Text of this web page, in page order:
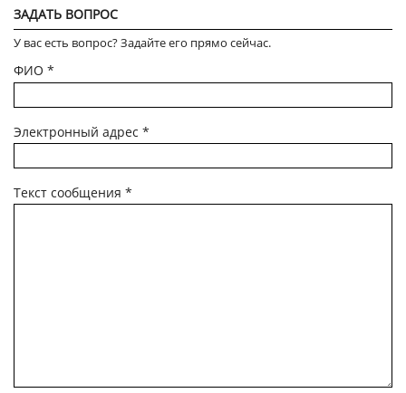
ЗАДАТЬ ВОПРОС
У вас есть вопрос? Задайте его прямо сейчас.
ФИО *
Электронный адрес *
Текст сообщения *